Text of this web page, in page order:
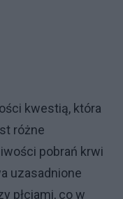
kwestią, która
różne
pobrań krwi
uzasadnione
płciami, co w